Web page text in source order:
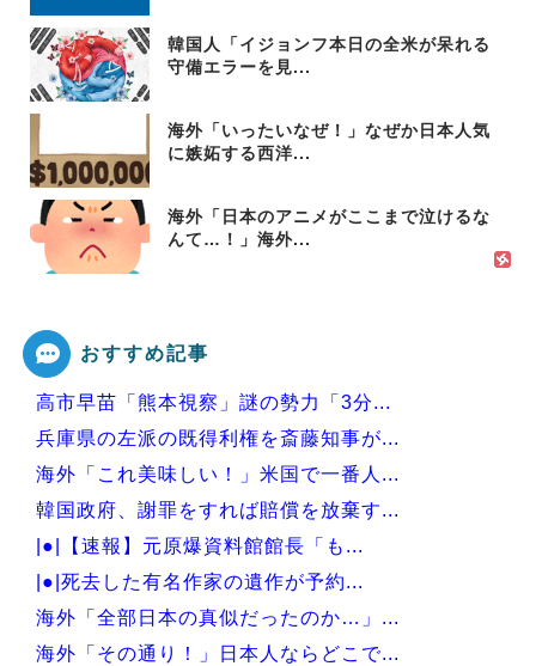
韓国人「イジョンフ本日の全米が呆れる
守備エラーを見...
海外「いったいなぜ！」なぜか日本人気
に嫉妬する西洋...
海外「日本のアニメがここまで泣けるな
んて…！」海外...
おすすめ記事
高市早苗「熊本視察」謎の勢力「3分...
兵庫県の左派の既得利権を斎藤知事が...
海外「これ美味しい！」米国で一番人...
韓国政府、謝罪をすれば賠償を放棄す...
|●|【速報】元原爆資料館館長「も...
|●|死去した有名作家の遺作が予約...
海外「全部日本の真似だったのか…」...
海外「その通り！」日本人ならどこで...